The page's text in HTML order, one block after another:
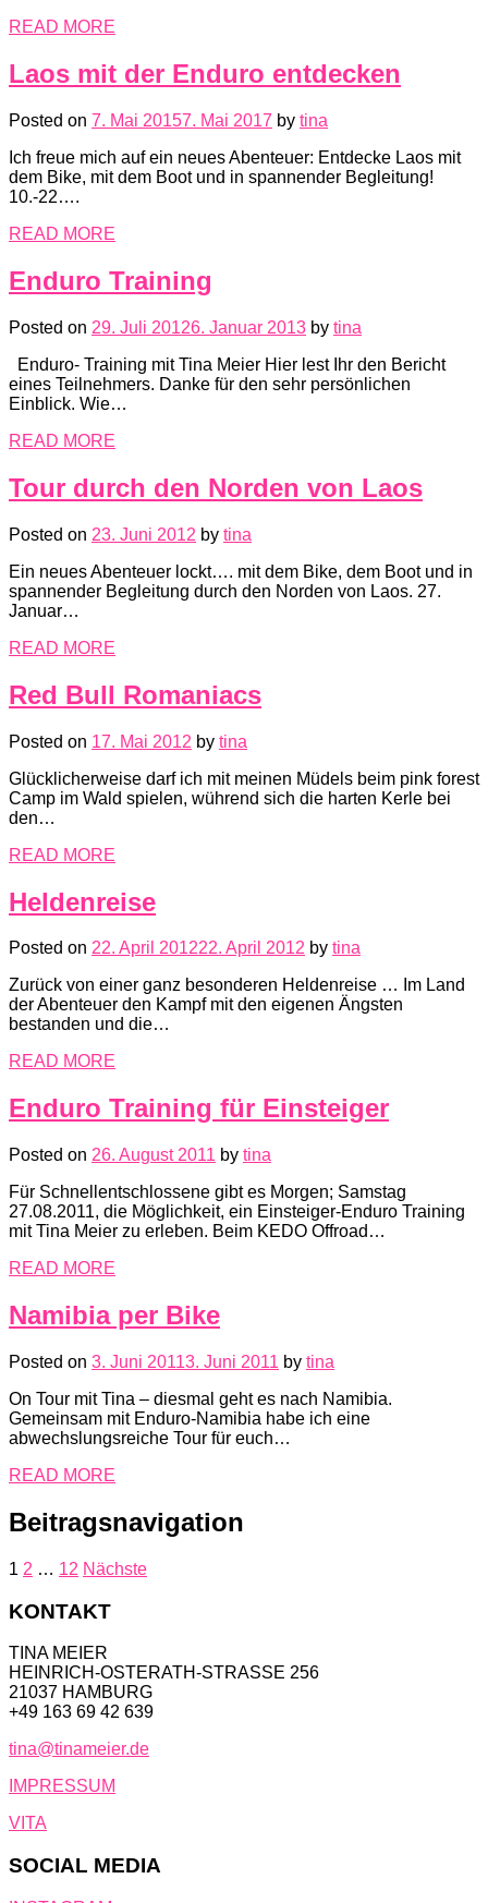
READ MORE
Laos mit der Enduro entdecken
Posted on 7. Mai 20157. Mai 2017 by tina
Ich freue mich auf ein neues Abenteuer: Entdecke Laos mit
dem Bike, mit dem Boot und in spannender Begleitung!
10.-22….
READ MORE
Enduro Training
Posted on 29. Juli 20126. Januar 2013 by tina
Enduro- Training mit Tina Meier Hier lest Ihr den Bericht
eines Teilnehmers. Danke für den sehr persönlichen
Einblick. Wie…
READ MORE
Tour durch den Norden von Laos
Posted on 23. Juni 2012 by tina
Ein neues Abenteuer lockt…. mit dem Bike, dem Boot und in
spannender Begleitung durch den Norden von Laos. 27.
Januar…
READ MORE
Red Bull Romaniacs
Posted on 17. Mai 2012 by tina
Glücklicherweise darf ich mit meinen Müdels beim pink forest
Camp im Wald spielen, wührend sich die harten Kerle bei
den…
READ MORE
Heldenreise
Posted on 22. April 201222. April 2012 by tina
Zurück von einer ganz besonderen Heldenreise … Im Land
der Abenteuer den Kampf mit den eigenen Ängsten
bestanden und die…
READ MORE
Enduro Training für Einsteiger
Posted on 26. August 2011 by tina
Für Schnellentschlossene gibt es Morgen; Samstag
27.08.2011, die Möglichkeit, ein Einsteiger-Enduro Training
mit Tina Meier zu erleben. Beim KEDO Offroad…
READ MORE
Namibia per Bike
Posted on 3. Juni 20113. Juni 2011 by tina
On Tour mit Tina – diesmal geht es nach Namibia.
Gemeinsam mit Enduro-Namibia habe ich eine
abwechslungsreiche Tour für euch…
READ MORE
Beitragsnavigation
1 2 … 12 Nächste
KONTAKT
TINA MEIER
HEINRICH-OSTERATH-STRASSE 256
21037 HAMBURG
+49 163 69 42 639
tina@tinameier.de
IMPRESSUM
VITA
SOCIAL MEDIA